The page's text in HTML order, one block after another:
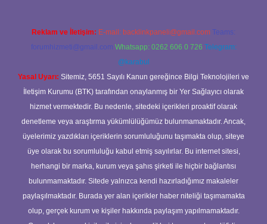
Reklam ve İletişim: E-mail: backlinkpaneli@gmail.com Teams:
forumhizmeti@gmail.com Whatsapp: 0262 606 0 726 Telegram:
@karabul
Yasal Uyarı: Sitemiz, 5651 Sayılı Kanun gereğince Bilgi Teknolojileri ve
İletişim Kurumu (BTK) tarafından onaylanmış bir Yer Sağlayıcı olarak
hizmet vermektedir. Bu nedenle, sitedeki içerikleri proaktif olarak
denetleme veya araştırma yükümlülüğümüz bulunmamaktadır. Ancak,
üyelerimiz yazdıkları içeriklerin sorumluluğunu taşımakta olup, siteye
üye olarak bu sorumluluğu kabul etmiş sayılırlar. Bu internet sitesi,
herhangi bir marka, kurum veya şahıs şirketi ile hiçbir bağlantısı
bulunmamaktadır. Sitede yalnızca kendi hazırladığımız makaleler
paylaşılmaktadır. Burada yer alan içerikler haber niteliği taşımamakta
olup, gerçek kurum ve kişiler hakkında paylaşım yapılmamaktadır.